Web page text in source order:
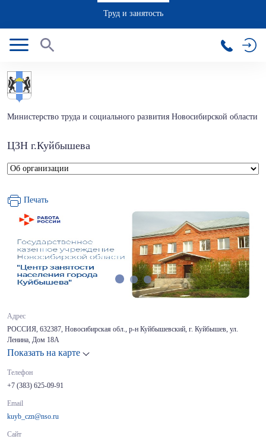
Труд и занятость
Министерство труда и социального развития Новосибирской области
ЦЗН г.Куйбышева
Печать
Адрес
РОССИЯ, 632387, Новосибирская обл., р-н Куйбышевский, г. Куйбышев, ул.
Ленина, Дом 18А
Показать на карте
Телефон
+7 (383) 625-09-91
Email
kuyb_czn@nso.ru
Сайт